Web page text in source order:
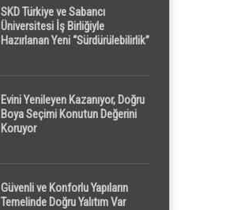
SKD Türkiye ve Sabancı
Üniversitesi İş Birliğiyle
Hazırlanan Yeni “Sürdürülebilirlik”
Evini Yenileyen Kazanıyor, Doğru
Boya Seçimi Konutun Değerini
Koruyor
Güvenli ve Konforlu Yapıların
Temelinde Doğru Yalıtım Var